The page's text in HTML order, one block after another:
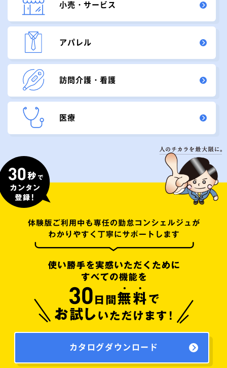
小売・サービス
アパレル
訪問介護・看護
医療
カタログダウンロード